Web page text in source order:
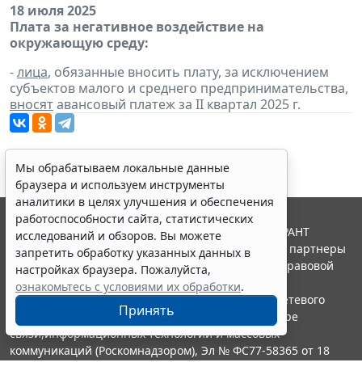
18 июля 2025
Плата за негативное воздействие на
окружающую среду:
-лица, обязанные вносить плату, за исключением
субъектов малого и среднего предпринимательства,
вносятавансовый платеж за II квартал 2025 г.
Мы обрабатываем локальные данные
браузера и используем инструменты
аналитики в целях улучшения и обеспечения
работоспособности сайта, статистических
исследований и обзоров. Вы можете
запретить обработку указанных данных в
настройках браузера. Пожалуйста,
ознакомьтесь с условиями их обработки.
Принять
© ООО "НПП "ГАРАНТ-СЕРВИС", 2026. Система ГАРАНТ
выпускается с 1990 года. Компания "Гарант" и ее партнеры
являются участниками Российской ассоциации правовой
информации ГАРАНТ.
Портал ГАРАНТ.РУ зарегистрирован в качестве сетевого
издания Федеральной службой по надзору в сфере
связи,информационных технологий и массовых
коммуникаций (Роскомнадзором), Эл № ФС77-58365 от 18